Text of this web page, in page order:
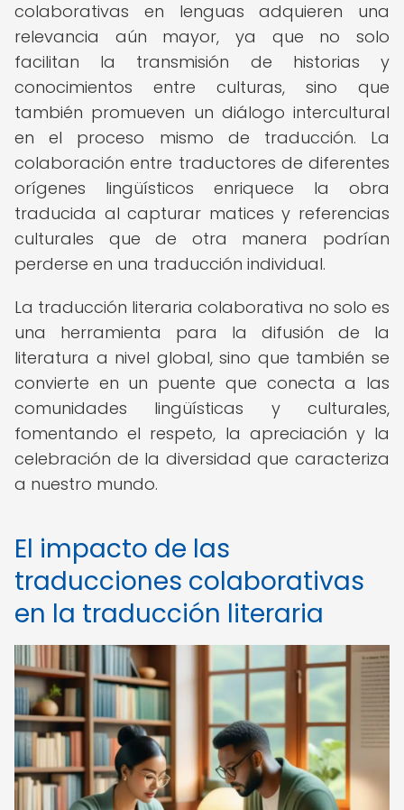
colaborativas en lenguas adquieren una
relevancia aún mayor, ya que no solo
facilitan la transmisión de historias y
conocimientos entre culturas, sino que
también promueven un diálogo intercultural
en el proceso mismo de traducción. La
colaboración entre traductores de diferentes
orígenes lingüísticos enriquece la obra
traducida al capturar matices y referencias
culturales que de otra manera podrían
perderse en una traducción individual.
La traducción literaria colaborativa no solo es
una herramienta para la difusión de la
literatura a nivel global, sino que también se
convierte en un puente que conecta a las
comunidades lingüísticas y culturales,
fomentando el respeto, la apreciación y la
celebración de la diversidad que caracteriza
a nuestro mundo.
El impacto de las
traducciones colaborativas
en la traducción literaria